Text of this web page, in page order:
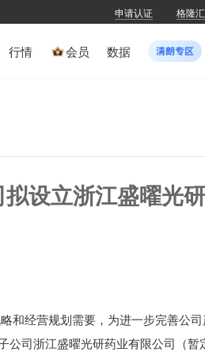
申请认证 格隆
行情 会员 数据
设立浙江盛曜光
和经营规划需要，为进一步完善公
公司浙江盛曜光研药业有限公司（暂